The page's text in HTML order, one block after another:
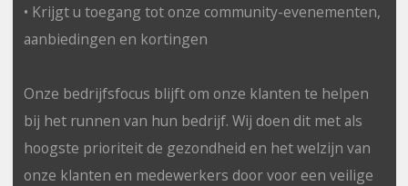
• Krijgt u toegang tot onze community-evenementen,
aanbiedingen en kortingen
Onze bedrijfsfocus blijft om onze klanten te helpen
bij het runnen van hun bedrijf. Wij doen dit met als
hoogste prioriteit de gezondheid en het welzijn van
onze klanten en medewerkers door voor een veilige